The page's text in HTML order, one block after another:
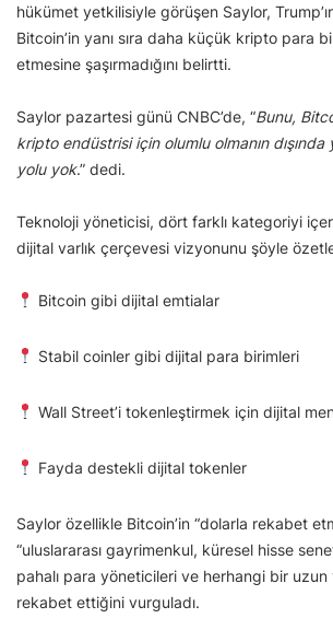
hükümet yetkilisiyle görüşen Saylor,
Bitcoin’in yanı sıra daha küçük kripto para
etmesine şaşırmadığını belirtti.
Saylor pazartesi günü CNBC’de, “Bunu,
kripto endüstrisi için olumlu olmanın dışında
yolu yok.” dedi.
Teknoloji yöneticisi, dört farklı kategoriyi
dijital varlık çerçevesi vizyonunu şöyle
Bitcoin gibi dijital emtialar
Stabil coinler gibi dijital para birimleri
Wall Street’i tokenleştirmek için dijital
Fayda destekli dijital tokenler
Saylor özellikle Bitcoin’in “dolarla rekabet
“uluslararası gayrimenkul, küresel hisse
pahalı para yöneticileri ve herhangi bir uzun
rekabet ettiğini vurguladı.